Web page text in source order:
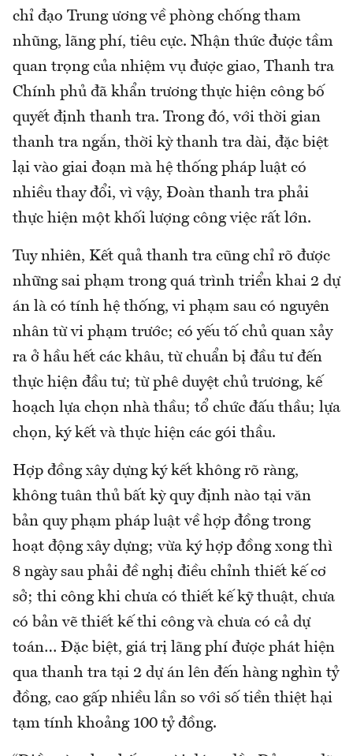
chỉ đạo Trung ương về phòng chống tham
nhũng, lãng phí, tiêu cực. Nhận thức được tầm
quan trọng của nhiệm vụ được giao, Thanh tra
Chính phủ đã khẩn trương thực hiện công bố
quyết định thanh tra. Trong đó, với thời gian
thanh tra ngắn, thời kỳ thanh tra dài, đặc biệt
lại vào giai đoạn mà hệ thống pháp luật có
nhiều thay đổi, vì vậy, Đoàn thanh tra phải
thực hiện một khối lượng công việc rất lớn.
Tuy nhiên, Kết quả thanh tra cũng chỉ rõ được
những sai phạm trong quá trình triển khai 2 dự
án là có tính hệ thống, vi phạm sau có nguyên
nhân từ vi phạm trước; có yếu tố chủ quan xảy
ra ở hầu hết các khâu, từ chuẩn bị đầu tư đến
thực hiện đầu tư; từ phê duyệt chủ trương, kế
hoạch lựa chọn nhà thầu; tổ chức đấu thầu; lựa
chọn, ký kết và thực hiện các gói thầu.
Hợp đồng xây dựng ký kết không rõ ràng,
không tuân thủ bất kỳ quy định nào tại văn
bản quy phạm pháp luật về hợp đồng trong
hoạt động xây dựng; vừa ký hợp đồng xong thì
8 ngày sau phải đề nghị điều chỉnh thiết kế cơ
sở; thi công khi chưa có thiết kế kỹ thuật, chưa
có bản vẽ thiết kế thi công và chưa có cả dự
toán… Đặc biệt, giá trị lãng phí được phát hiện
qua thanh tra tại 2 dự án lên đến hàng nghìn tỷ
đồng, cao gấp nhiều lần so với số tiền thiệt hại
tạm tính khoảng 100 tỷ đồng.